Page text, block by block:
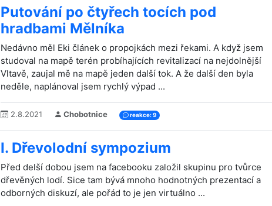
Putování po čtyřech tocích pod
hradbami Mělníka
Nedávno měl Eki článek o propojkách mezi řekami. A když jsem
studoval na mapě terén probíhajících revitalizací na nejdolnější
Vltavě, zaujal mě na mapě jeden další tok. A že další den byla
neděle, naplánoval jsem rychlý výpad ...
2.8.2021 Chobotnice reakce: 9
I. Dřevolodní sympozium
Před delší dobou jsem na facebooku založil skupinu pro tvůrce
dřevěných lodí. Sice tam bývá mnoho hodnotných prezentací a
odborných diskuzí, ale pořád to je jen virtuálno ...